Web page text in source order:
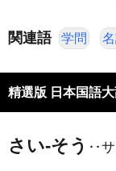
関連語 学問
精選版 日本国語
さい‐そう ‥サ